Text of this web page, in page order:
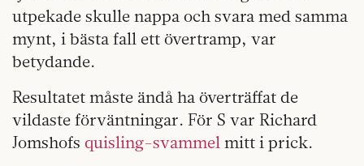
utpekade skulle nappa och svara med samma
mynt, i bästa fall ett övertramp, var
betydande.
Resultatet måste ändå ha överträffat de
vildaste förväntningar. För S var Richard
Jomshofs quisling-svammel mitt i prick.